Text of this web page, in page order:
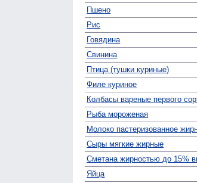
Пшено
Рис
Говядина
Свинина
Птица (тушки куриные)
Филе куриное
Колбасы вареные первого
Рыба мороженая
Молоко пастеризованное
Сыры мягкие жирные
Сметана жирностью до 15%
Яйца